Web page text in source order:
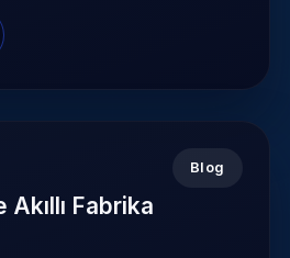
Blog
Fabrika